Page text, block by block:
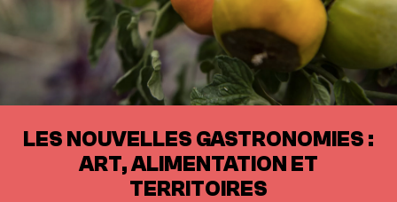
LES NOUVELLES GASTRONOMIES :
ART, ALIMENTATION ET
TERRITOIRES